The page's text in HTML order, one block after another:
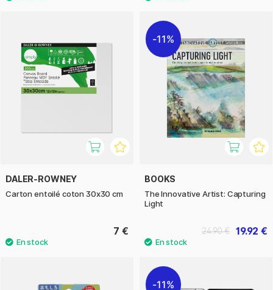
DALER-ROWNEY
Carton entoilé coton 30x30 cm
7 €
11%
BOOKS
The Innovative Artist: Capturing
Light
19.92 €
24.90 €
11%